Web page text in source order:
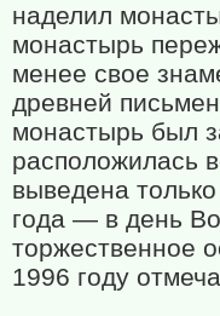
наделил
монастырь
менее свое
древней
монастырь был
расположилась
выведена
года — в день
торжественное
1996 году